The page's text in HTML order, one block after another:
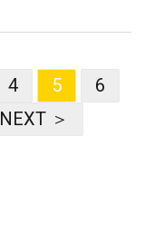
4 5
6
NEXT ＞